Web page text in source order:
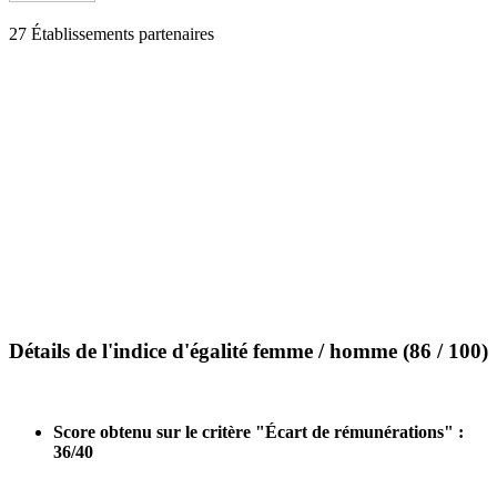
27 Établissements partenaires
Détails de l'indice d'égalité femme / homme (86 / 100)
Score obtenu sur le critère "Écart de rémunérations" :
36/40